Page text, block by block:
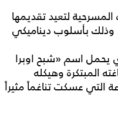
لتعيد تقديمها
بأسلوب ديناميكي
يحمل اسم «شبح اوبرا
المبتكرة وهيكله
التي عسكت تناغماً مثيراً